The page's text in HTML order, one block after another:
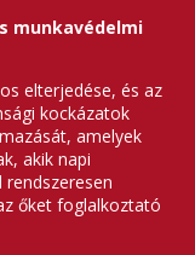
munkavédelmi
elterjedése, és az
kockázatok
amelyek
akik napi
őket foglalkoztató